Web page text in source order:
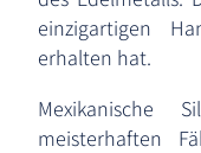
einzigartigen
erhalten hat.
Mexikanische
meisterhaften